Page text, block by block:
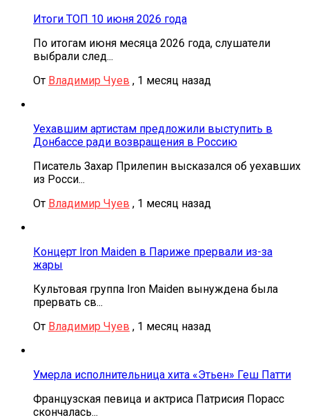
Итоги ТОП 10 июня 2026 года
По итогам июня месяца 2026 года, слушатели
выбрали след...
От Владимир Чуев , 1 месяц назад
Уехавшим артистам предложили выступить в
Донбассе ради возвращения в Россию
Писатель Захар Прилепин высказался об уехавших
из Росси...
От Владимир Чуев , 1 месяц назад
Концерт Iron Maiden в Париже прервали из-за
жары
Культовая группа Iron Maiden вынуждена была
прервать св...
От Владимир Чуев , 1 месяц назад
Умерла исполнительница хита «Этьен» Геш Патти
Французская певица и актриса Патрисия Порасс
скончалась...